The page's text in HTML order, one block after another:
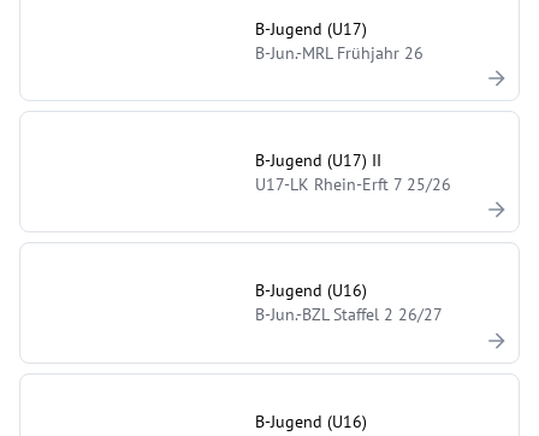
B-Jugend (U17)
B-Jun.-MRL Frühjahr 26
B-Jugend (U17) II
U17-LK Rhein-Erft 7 25/26
B-Jugend (U16)
B-Jun.-BZL Staffel 2 26/27
B-Jugend (U16)